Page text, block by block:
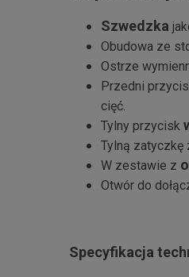
Szwedzka
Obudowa ze
Ostrze
Przedni
cięć.
Tylny przycisk
Tylną zatyczkę
W zestawie z
Otwór do
Specyfikacja